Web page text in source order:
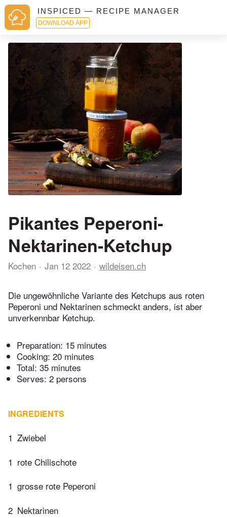
INSPICED — RECIPE MANAGER
DOWNLOAD APP
Pikantes Peperoni-
Nektarinen-Ketchup
Kochen Jan 12 2022 wildeisen.ch
Die ungewöhnliche Variante des Ketchups aus roten
Peperoni und Nektarinen schmeckt anders, ist aber
unverkennbar Ketchup.
Preparation: 15 minutes
Cooking: 20 minutes
Total: 35 minutes
Serves: 2 persons
INGREDIENTS
1 Zwiebel
1 rote Chilischote
1 grosse rote Peperoni
2 Nektarinen